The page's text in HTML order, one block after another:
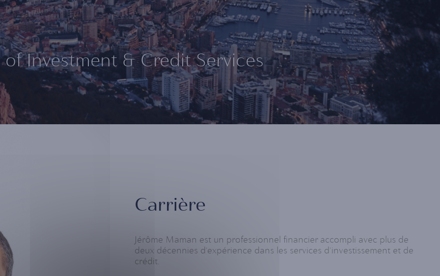
of Investment & Credit Services
Carrière
Jérôme Maman est un professionnel financier accompli avec plus de
deux décennies d'expérience dans les services d'investissement et de
crédit.